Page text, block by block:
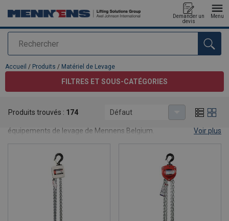
Rechercher
Demander un
devis
Menu
Ajouté au panier
Accueil / Produits / Matériel de Levage
FILTRES ET SOUS-CATÉGORIES
Travaillez de manière plus sûre et plus ergonomique avec les
équipements de levage de Mennens Belgium.
crochets de levage, aimants de levage, palans, treuils et bien plus
encore. Tous répondent aux normes relatives aux équipements de
levage et d'élévation.
Forts de plus de 130 ans d'expérience, nos experts de terrain vous
aident en vous proposant des solutions de qualité, une expertise
approfondie et des conseils bien pensés.
Voir plus
Produits trouvés : 174 Défaut